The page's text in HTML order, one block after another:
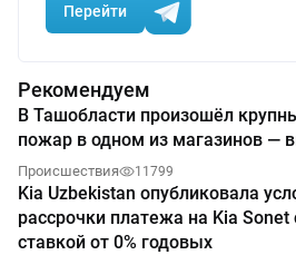
Перейти
Рекомендуем
В Ташобласти произошёл
пожар в одном из магазинов —
Происшествия 11799
Kia Uzbekistan опубликовала
рассрочки платежа на Kia Sonet
ставкой от 0% годовых